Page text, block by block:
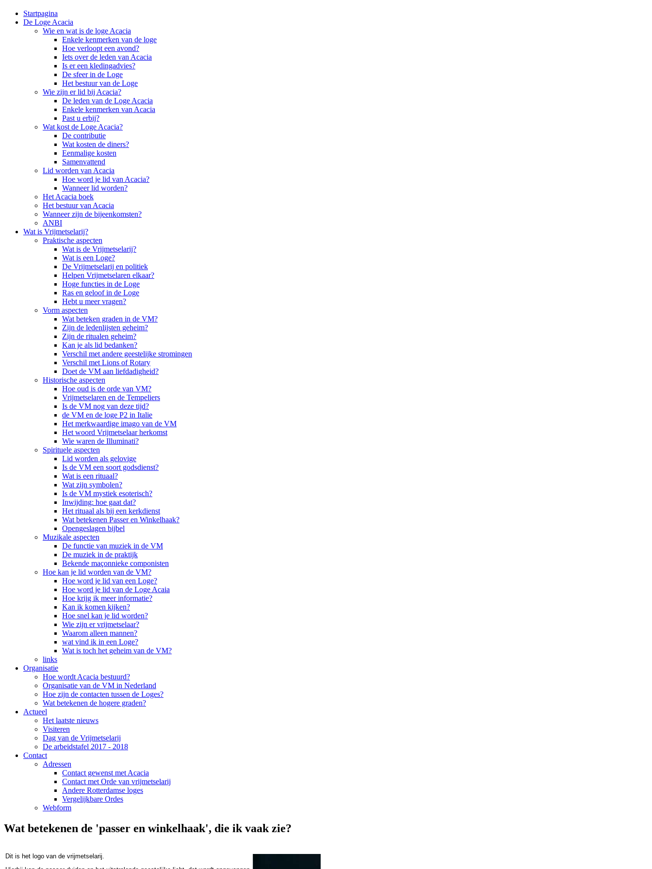
Startpagina
De Loge Acacia
Wie en wat is de loge Acacia
Enkele kenmerken van de loge
Hoe verloopt een avond?
Iets over de leden van Acacia
Is er een kledingadvies?
De sfeer in de Loge
Het bestuur van de Loge
Wie zijn er lid bij Acacia?
De leden van de Loge Acacia
Enkele kenmerken van Acacia
Past u erbij?
Wat kost de Loge Acacia?
De contributie
Wat kosten de diners?
Eenmalige kosten
Samenvattend
Lid worden van Acacia
Hoe word je lid van Acacia?
Wanneer lid worden?
Het Acacia boek
Het bestuur van Acacia
Wanneer zijn de bijeenkomsten?
ANBI
Wat is Vrijmetselarij?
Praktische aspecten
Wat is de Vrijmetselarij?
Wat is een Loge?
De Vrijmetselarij en politiek
Helpen Vrijmetselaren elkaar?
Hoge functies in de Loge
Ras en geloof in de Loge
Hebt u meer vragen?
Vorm aspecten
Wat beteken graden in de VM?
Zijn de ledenlijsten geheim?
Zijn de ritualen geheim?
Kan je als lid bedanken?
Verschil met andere geestelijke stromingen
Verschil met Lions of Rotary
Doet de VM aan liefdadigheid?
Historische aspecten
Hoe oud is de orde van VM?
Vrijmetselaren en de Tempeliers
Is de VM nog van deze tijd?
de VM en de loge P2 in Italie
Het merkwaardige imago van de VM
Het woord Vrijmetselaar herkomst
Wie waren de Illuminati?
Spirituele aspecten
Lid worden als gelovige
Is de VM een soort godsdienst?
Wat is een rituaal?
Wat zijn symbolen?
Is de VM mystiek esoterisch?
Inwijding: hoe gaat dat?
Het rituaal als bij een kerkdienst
Wat betekenen Passer en Winkelhaak?
Opengeslagen bijbel
Muzikale aspecten
De functie van muziek in de VM
De muziek in de praktijk
Bekende maçonnieke componisten
Hoe kan je lid worden van de VM?
Hoe word je lid van een Loge?
Hoe word je lid van de Loge Acaia
Hoe krijg ik meer informatie?
Kan ik komen kijken?
Hoe snel kan je lid worden?
Wie zijn er vrijmetselaar?
Waarom alleen mannen?
wat vind ik in een Loge?
Wat is toch het geheim van de VM?
links
Organisatie
Hoe wordt Acacia bestuurd?
Organisatie van de VM in Nederland
Hoe zijn de contacten tussen de Loges?
Wat betekenen de hogere graden?
Actueel
Het laatste nieuws
Visiteren
Dag van de Vrijmetselarij
De arbeidstafel 2017 - 2018
Contact
Adressen
Contact gewenst met Acacia
Contact met Orde van vrijmetselarij
Andere Rotterdamse loges
Vergelijkbare Ordes
Webform
Wat betekenen de 'passer en winkelhaak', die ik vaak zie?
Dit is het logo van de vrijmetselarij.